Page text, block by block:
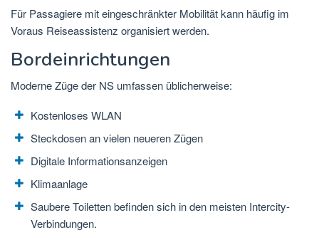
Für Passagiere mit eingeschränkter Mobilität kann häufig im
Voraus Reiseassistenz organisiert werden.
Bordeinrichtungen
Moderne Züge der NS umfassen üblicherweise:
Kostenloses WLAN
Steckdosen an vielen neueren Zügen
Digitale Informationsanzeigen
Klimaanlage
Saubere Toiletten befinden sich in den meisten Intercity-
Verbindungen.